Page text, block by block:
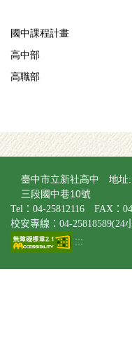
國中課程計畫
高中部
高職部
臺中市立新社高中 地址
三段國中巷10號
Tel：04-25812116 FAX：
校安專線：04-25818589(24
:::